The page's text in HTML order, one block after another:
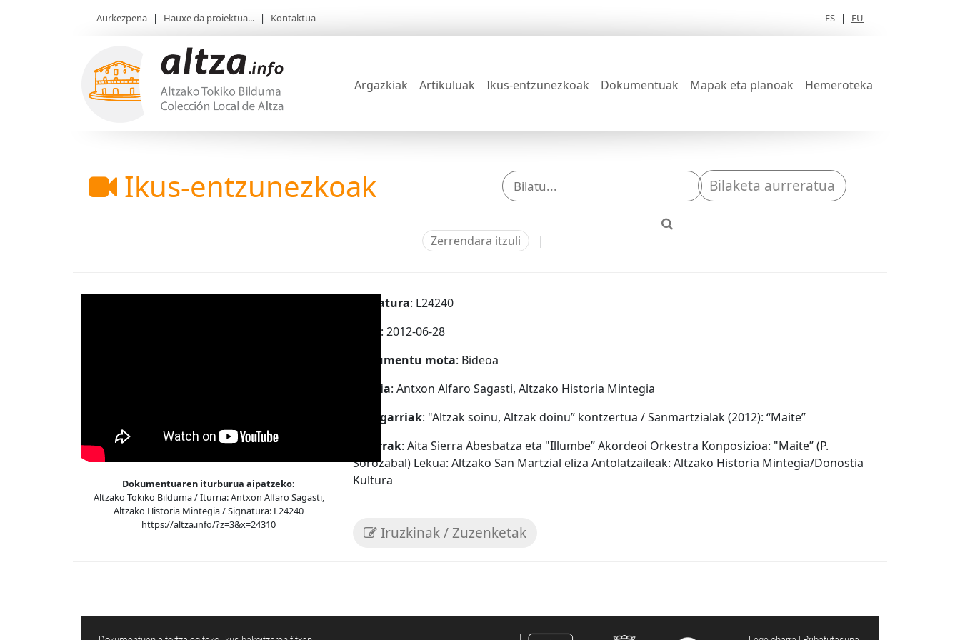
Aurkezpena | Hauxe da proiektua... | Kontaktua ES | EU
Argazkiak Artikuluak Ikus-entzunezkoak Dokumentuak Mapak eta planoak Hemeroteka
Ikus-entzunezkoak Bilaketa aurreratua
Zerrendara itzuli |
Dokumentuaren iturburua aipatzeko:
Altzako Tokiko Bilduma / Iturria: Antxon Alfaro Sagasti,
Altzako Historia Mintegia / Signatura: L24240
https://altza.info/?z=3&x=24310
Signatura: L24240
: 2012-06-28
Dokumentu mota: Bideoa
Iturria: Antxon Alfaro Sagasti, Altzako Historia Mintegia
Ezaugarriak: "Altzak soinu, Altzak doinu” kontzertua / Sanmartzialak (2012): “Maite”
Oharrak: Aita Sierra Abesbatza eta "Illumbe” Akordeoi Orkestra Konposizioa: "Maite” (P.
Sorozabal) Lekua: Altzako San Martzial eliza Antolatzaileak: Altzako Historia Mintegia/Donostia
Kultura
Iruzkinak / Zuzenketak